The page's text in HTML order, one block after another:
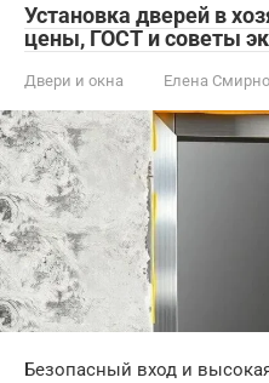
Установка дверей в
цены, ГОСТ и советы
Двери и окна Елена
Безопасный вход и